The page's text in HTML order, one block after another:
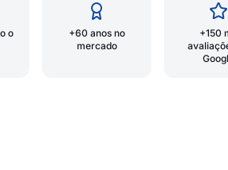
o
+60 anos no
mercado
+150